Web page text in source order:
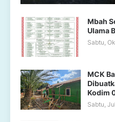
Mbah
Ulama
Sabtu,
MCK
Kodim
Sabtu,